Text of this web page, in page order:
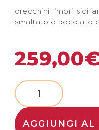
orecchini “mori
smaltato e decorato
259,00
AGGIUNGI AL